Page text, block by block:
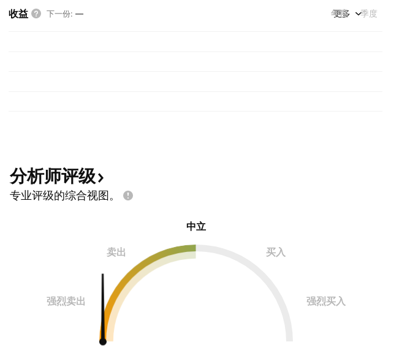
收益 下一份: — 年度 季度
更多
分析师评级
专业评级的综合视图。
中立
卖出 买入
强烈卖出 强烈买入